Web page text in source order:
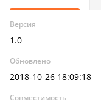
Версия
1.0
Обновлено
2018-10-26 18:09:18
Совместимость